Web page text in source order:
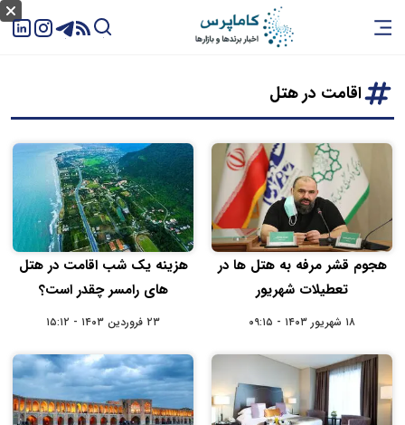
اقامت در هتل
هجوم قشر مرفه به هتل ها در
تعطیلات شهریور
۱۸ شهریور ۱۴۰۳ - ۰۹:۱۵
هزینه یک شب اقامت در هتل
های رامسر چقدر است؟
۲۳ فروردین ۱۴۰۳ - ۱۵:۱۲